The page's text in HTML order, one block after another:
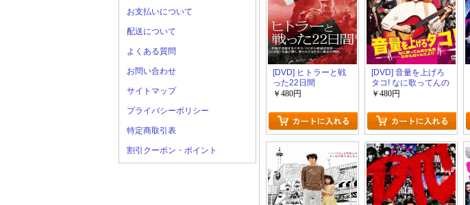
お支払いについて
配送について
よくある質問
お問い合わせ
サイトマップ
プライバシーポリシー
特定商取引表
割引クーポン・ポイント
[DVD] ヒトラーと戦
った22日間
￥480円
[DVD] 音量を上げろ
タコ! なに歌ってんの
か全然わかんねぇん
￥480円